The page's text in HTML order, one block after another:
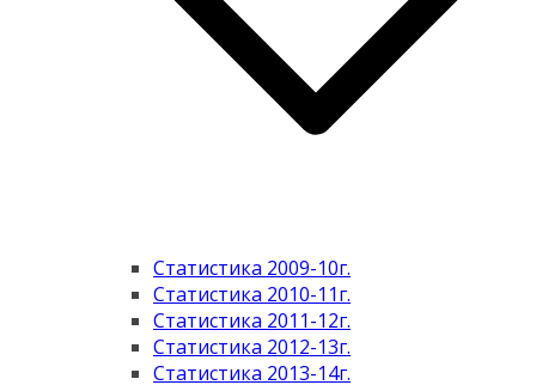
Статистика 2009-10г.
Статистика 2010-11г.
Статистика 2011-12г.
Статистика 2012-13г.
Статистика 2013-14г.